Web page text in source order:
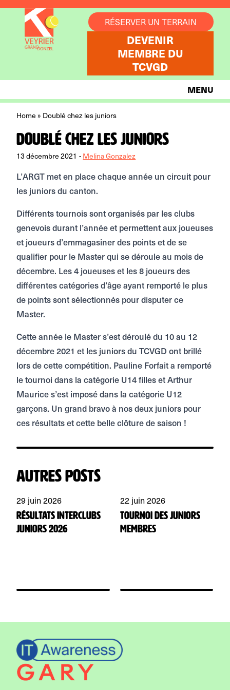
RÉSERVER UN TERRAIN
DEVENIR
MEMBRE DU
TCVGD
MENU
Home » Doublé chez les juniors
Doublé chez les juniors
13 décembre 2021 - Melina Gonzalez
L’ARGT met en place chaque année un circuit pour
les juniors du canton.
Différents tournois sont organisés par les clubs
genevois durant l’année et permettent aux joueuses
et joueurs d’emmagasiner des points et de se
qualifier pour le Master qui se déroule au mois de
décembre. Les 4 joueuses et les 8 joueurs des
différentes catégories d’âge ayant remporté le plus
de points sont sélectionnés pour disputer ce
Master.
Cette année le Master s’est déroulé du 10 au 12
décembre 2021 et les juniors du TCVGD ont brillé
lors de cette compétition. Pauline Forfait a remporté
le tournoi dans la catégorie U14 filles et Arthur
Maurice s’est imposé dans la catégorie U12
garçons. Un grand bravo à nos deux juniors pour
ces résultats et cette belle clôture de saison !
Autres posts
29 juin 2026
Résultats Interclubs
Juniors 2026
22 juin 2026
Tournoi des juniors
membres